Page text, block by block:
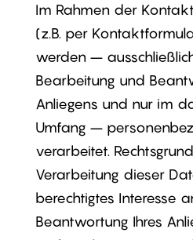
Im Rahmen der
(z.B. per
werden –
Bearbeitung und
Anliegens und nur im
Umfang –
verarbeitet.
Verarbeitung dieser
berechtigtes Interesse
Beantwortung Ihres